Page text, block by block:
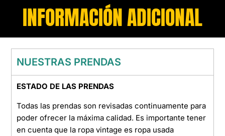
INFORMACIÓN ADICIONAL
NUESTRAS PRENDAS
ESTADO DE LAS PRENDAS
Todas las prendas son revisadas continuamente para
poder ofrecer la máxima calidad. Es importante tener
en cuenta que la ropa vintage es ropa usada